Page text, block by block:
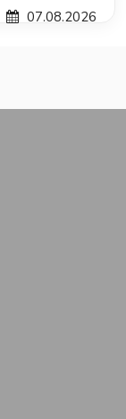
07.08.2026